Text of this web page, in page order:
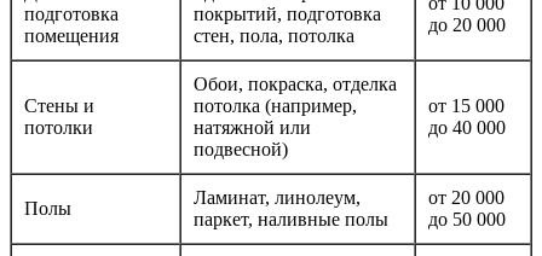
подготовка
помещения
покрытий, подготовка
стен, пола, потолка
до 20 000
Стены и
потолки
Обои, покраска, отделка
потолка (например,
натяжной или
подвесной)
от 15 000
до 40 000
Полы
Ламинат, линолеум,
паркет, наливные полы
от 20 000
до 50 000